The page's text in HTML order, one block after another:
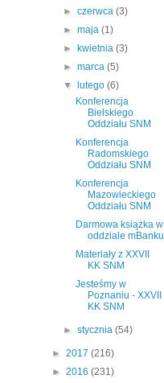
►czerwca(3)
►maja(1)
►
kwietnia(3)
►marca(5)
▼
lutego(6)
Konferencja
Bielskiego
Oddziału SNM
Konferencja
Radomskiego
Oddziału SNM
Konferencja
Mazowieckiego
Oddziału SNM
Darmowa książka w
oddziale mBanku
Materiały z XXVII
KK SNM
Jesteśmy w
Poznaniu - XXVII
KK SNM
►stycznia(54)
► 2017 (216)
► 2016 (231)